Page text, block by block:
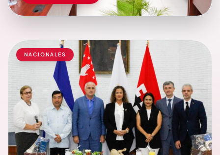
Bosco Castillo, Ministro Agropecuario (MAG), a fin de
intercambiar…
NACIONALES